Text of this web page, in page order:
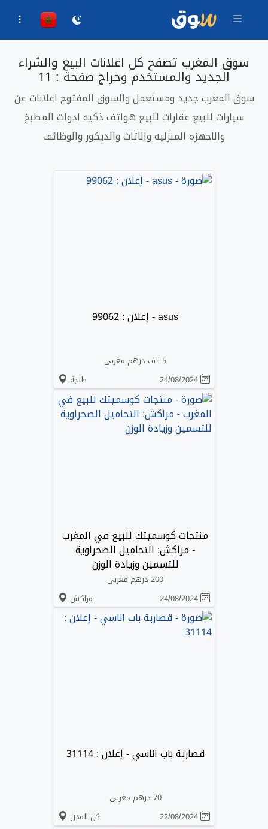
سوق المغرب تصفح كل اعلانات البيع والشراء
الجديد والمستخدم وحراج صفحة : 11
سوق المغرب جديد ومستعمل والسوق المفتوح اعلانات عن
سيارات للبيع عقارات للبيع هواتف ذكيه ادوات المطبخ
والاجهزه المنزليه والاثاث والديكور والوظائف
asus - إعلان : 99062
5 الف درهم مغربي
طنجة
منتجات كوسميتك للبيع في المغرب
- مراكش: التحاميل الصحراوية
للتسمين وزيادة الوزن
200 درهم مغربي
مراكش
قصارية باب اناسي - إعلان : 31114
70 درهم مغربي
كل المدن